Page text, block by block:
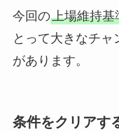
今回の上場維持基
とって大きなチ
があります。
条件をクリアす